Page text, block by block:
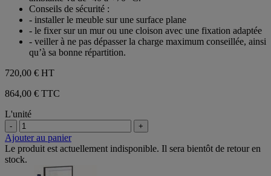
Conseils de sécurité :
- installer le meuble sur une surface plane
- le fixer sur un mur ou une cloison avec une fixation adaptée
- veiller à ne pas dépasser la charge maximum conseillée, ainsi
qu’à sa bonne répartition.
720,00 € HT
864,00 € TTC
L'unité
- +
Ajouter au panier
Le produit est actuellement indisponible. Il sera bientôt de retour en
stock.